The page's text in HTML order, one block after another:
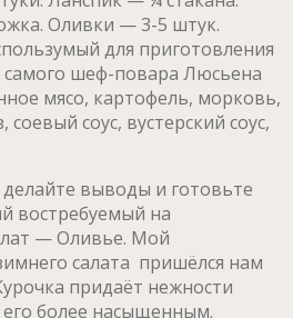
Оливки — 3-5 штук.
для приготовления
самого шеф-повара Люсьена
мясо, картофель, морковь,
соус, вустерский соус,
выводы и готовьте
востребуемый на
— Оливье. Мой
салата пришёлся нам
придаёт нежности
его более насыщенным.